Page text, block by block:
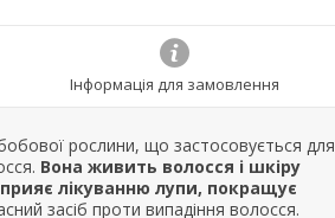
Інформація для замовлення
рослини, що застосовується для
Вона живить волосся і шкіру
лікуванню лупи, покращує
засіб проти випадіння волосся.